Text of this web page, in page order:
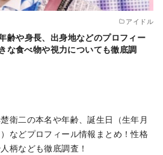
アイドル
齢や身長、出身地などのプロフィー
な食べ物や視力についても徹底調
衛二の本名や年齢、誕生日（生年月
などプロフィール情報まとめ！性格
柄なども徹底調査！